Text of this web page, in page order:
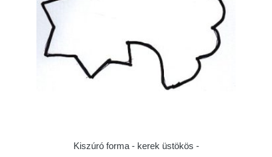
Kiszúró forma - kerek üstökös -